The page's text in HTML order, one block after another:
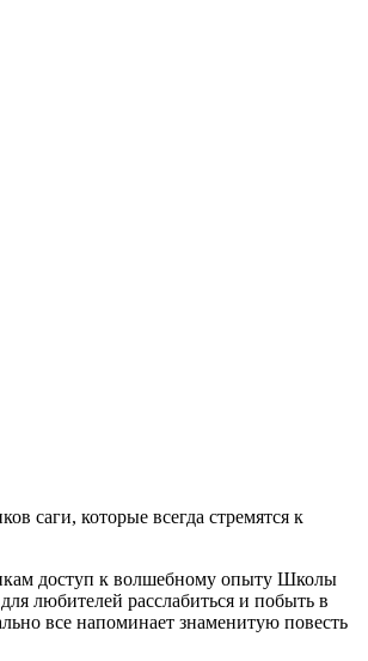
саги, которые всегда стремятся к
доступ к волшебному опыту Школы
любителей расслабиться и побыть в
все напоминает знаменитую повесть